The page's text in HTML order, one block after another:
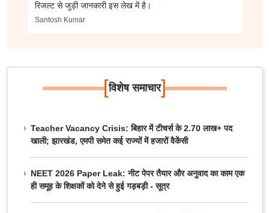
रिजल्ट से जुड़ी जानकारी इस लेख में है।
Santosh Kumar
[विशेष समाचार]
Teacher Vacancy Crisis: बिहार में टीचर्स के 2.70 लाख+ पद
खाली; झारखंड, एमपी समेत कई राज्यों में हजारों वैकेंसी
NEET 2026 Paper Leak: नीट पेपर तैयार और अनुवाद का काम एक
ही समूह के शिक्षकों को देने से हुई गड़बड़ी - सूत्र